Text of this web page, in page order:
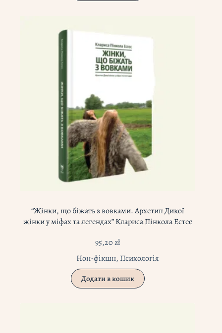
“Жінки, що біжать з вовками. Архетип Дикої
жінки у міфах та легендах” Клариса Пінкола Естес
95,20zł
Нон-фікшн, Психологія
Додати в кошик